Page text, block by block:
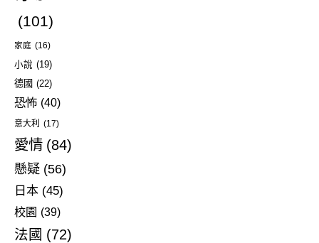
(101)
家庭 (16)
小說 (19)
德國 (22)
恐怖 (40)
意大利 (17)
愛情 (84)
懸疑 (56)
日本 (45)
校園 (39)
法國 (72)